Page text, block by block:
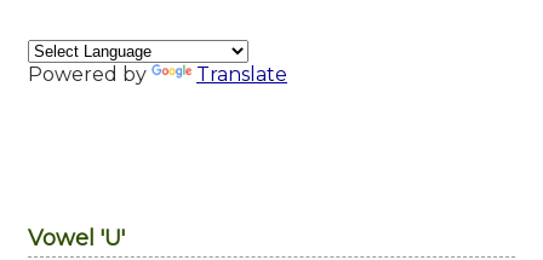
Powered by Translate
Vowel 'U'